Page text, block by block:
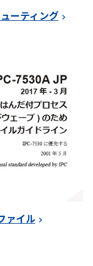
ーティング
ァイル